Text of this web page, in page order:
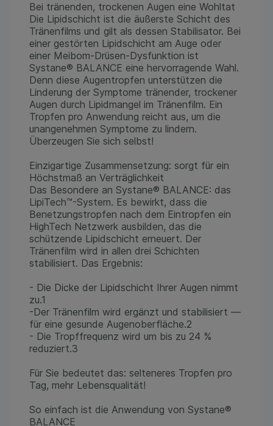
Bei tränenden, trockenen Augen eine Wohltat
Die Lipidschicht ist die äußerste Schicht des
Tränenfilms und gilt als dessen Stabilisator. Bei
einer gestörten Lipidschicht am Auge oder
einer Meibom-Drüsen-Dysfunktion ist
Systane® BALANCE eine hervorragende Wahl.
Denn diese Augentropfen unterstützen die
Linderung der Symptome tränender, trockener
Augen durch Lipidmangel im Tränenfilm. Ein
Tropfen pro Anwendung reicht aus, um die
unangenehmen Symptome zu lindern.
Überzeugen Sie sich selbst!
Einzigartige Zusammensetzung: sorgt für ein
Höchstmaß an Verträglichkeit
Das Besondere an Systane® BALANCE: das
LipiTech™-System. Es bewirkt, dass die
Benetzungstropfen nach dem Eintropfen ein
HighTech Netzwerk ausbilden, das die
schützende Lipidschicht erneuert. Der
Tränenfilm wird in allen drei Schichten
stabilisiert. Das Ergebnis:
- Die Dicke der Lipidschicht Ihrer Augen nimmt
zu.1
-Der Tränenfilm wird ergänzt und stabilisiert —
für eine gesunde Augenoberfläche.2
- Die Tropffrequenz wird um bis zu 24 %
reduziert.3
Für Sie bedeutet das: selteneres Tropfen pro
Tag, mehr Lebensqualität!
So einfach ist die Anwendung von Systane®
BALANCE